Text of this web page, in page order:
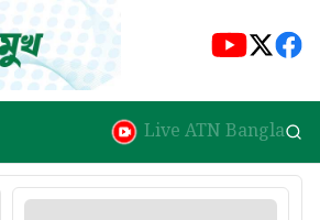
Live ATN Bangla